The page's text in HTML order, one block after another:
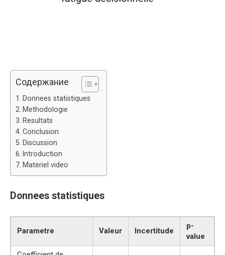
Содержание
Donnees statistiques
Methodologie
Resultats
Conclusion
Discussion
Introduction
Materiel video
Donnees statistiques
Parametre Valeur Incertitude
p-
value